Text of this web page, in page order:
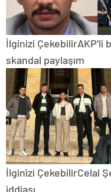
İlginizi ÇekebilirAKP’li
skandal paylaşım
İlginizi ÇekebilirCelal
iddiası